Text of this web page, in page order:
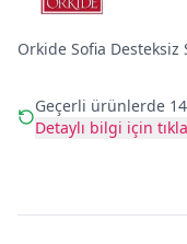
Orkide Sofia Desteksiz
Geçerli ürünlerde
Detaylı bilgi için